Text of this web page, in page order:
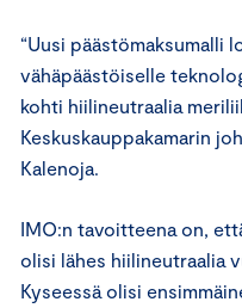
“Uusi päästömaksumalli
vähäpäästöiselle
kohti hiilineutraalia
Keskuskauppakamarin
Kalenoja.
IMO:n tavoitteena on,
olisi lähes hiilineutraalia
Kyseessä olisi